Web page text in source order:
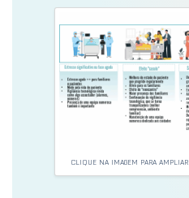
CLIQUE NA IMAGEM PARA AMPLIAR